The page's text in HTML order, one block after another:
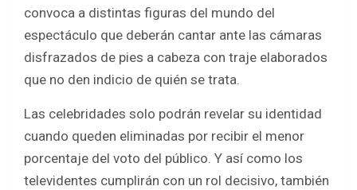
convoca a distintas figuras del mundo del
espectáculo que deberán cantar ante las cámaras
disfrazados de pies a cabeza con traje elaborados
que no den indicio de quién se trata.
Las celebridades solo podrán revelar su identidad
cuando queden eliminadas por recibir el menor
porcentaje del voto del público. Y así como los
televidentes cumplirán con un rol decisivo, también